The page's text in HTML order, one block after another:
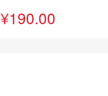
¥190.00